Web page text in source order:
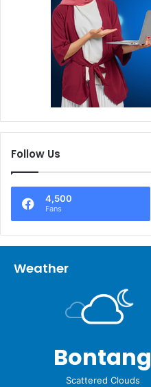
Follow Us
4,500
Fans
Weather
Bontang
Scattered Clouds